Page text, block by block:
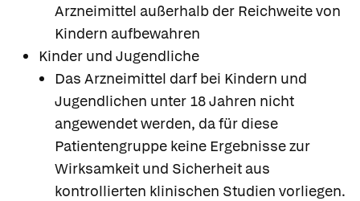
Arzneimittel außerhalb der Reichweite von
Kindern aufbewahren
Kinder und Jugendliche
Das Arzneimittel darf bei Kindern und
Jugendlichen unter 18 Jahren nicht
angewendet werden, da für diese
Patientengruppe keine Ergebnisse zur
Wirksamkeit und Sicherheit aus
kontrollierten klinischen Studien vorliegen.